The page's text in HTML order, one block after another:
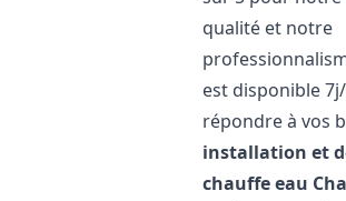
qualité et notre
est disponible
répondre à vos
installation et
chauffe eau